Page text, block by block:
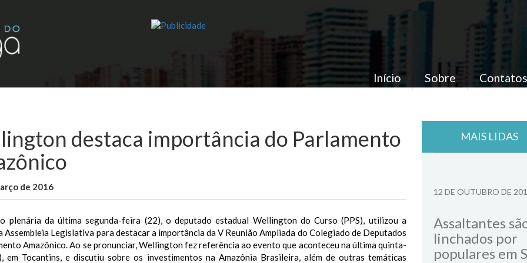
Início Sobre Contatos
destaca importância do Parlamento
de 2016
plenária da última segunda-feira (22), o deputado estadual Wellington do Curso (PPS), utilizou a
Assembleia Legislativa para destacar a importância da V Reunião Ampliada do Colegiado de Deputados
Amazônico.Ao se pronunciar, Wellington fez referência ao evento que aconteceu na última quinta-
em Tocantins, e discutiu sobre os investimentos na Amazônia Brasileira, além de outras temáticas
MAIS LIDAS
12 DE OUTUBRO DE
Assaltantes
linchados por
populares em